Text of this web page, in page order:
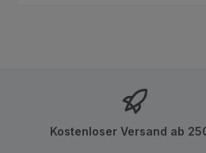
Kostenloser Versand ab